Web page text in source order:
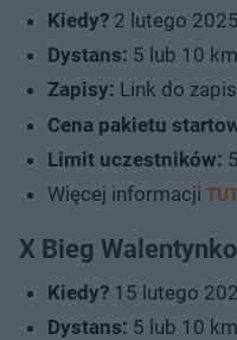
Kiedy? 2 lutego
Dystans: 5 lub 10 km
Zapisy: Link do
Cena pakietu
Limit uczestników:
Więcej informacji
X Bieg
Kiedy? 15 lutego
Dystans: 5 lub 10